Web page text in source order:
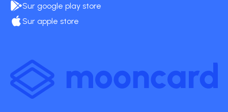
Sur google play store
Sur apple store